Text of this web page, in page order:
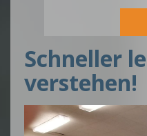
Schneller
verstehen!